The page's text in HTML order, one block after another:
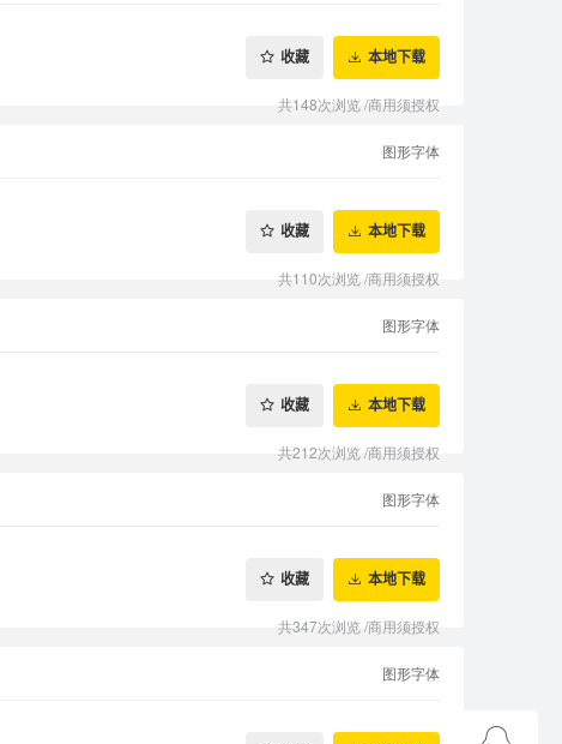
收藏 本地下载
共148次浏览/商用须授权
图形字体
收藏 本地下载
共110次浏览/商用须授权
图形字体
收藏 本地下载
共212次浏览/商用须授权
图形字体
收藏 本地下载
共347次浏览/商用须授权
图形字体